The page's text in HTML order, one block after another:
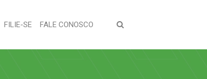
FILIE-SE(CURRENT)
FALE CONOSCO (CURRENT)